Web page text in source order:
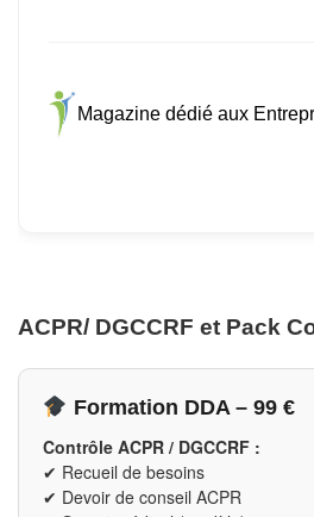
Magazine dédié aux
ACPR/ DGCCRF et Pack
Formation DDA – 99 €
Contrôle ACPR / DGCCRF :
✔ Recueil de besoins
✔ Devoir de conseil ACPR